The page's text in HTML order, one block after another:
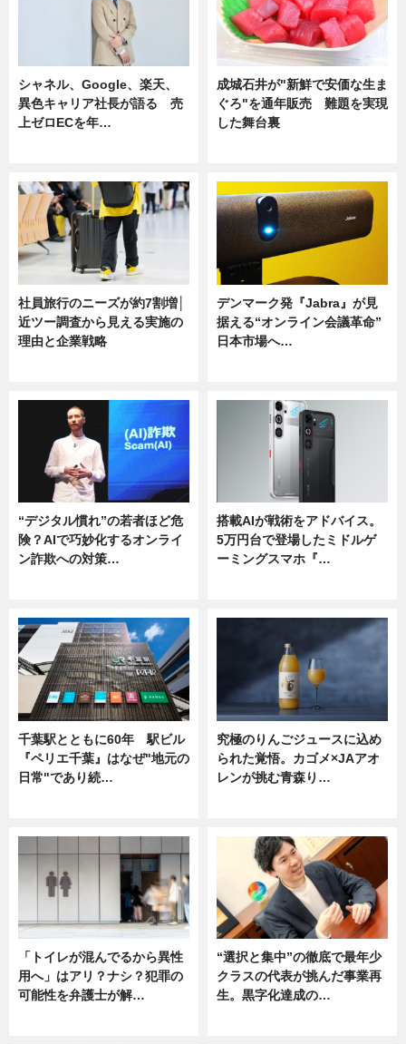
シャネル、Google、楽天、
異色キャリア社長が語る 売
上ゼロECを年…
成城石井が"新鮮で安価な生ま
ぐろ"を通年販売 難題を実現
した舞台裏
社員旅行のニーズが約7割増│
近ツー調査から見える実施の
理由と企業戦略
デンマーク発『Jabra』が見
据える“オンライン会議革命”
日本市場へ…
“デジタル慣れ”の若者ほど危
険？AIで巧妙化するオンライ
ン詐欺への対策…
搭載AIが戦術をアドバイス。
5万円台で登場したミドルゲ
ーミングスマホ『…
千葉駅とともに60年 駅ビル
『ペリエ千葉』はなぜ"地元の
日常"であり続…
究極のりんごジュースに込め
られた覚悟。カゴメ×JAアオ
レンが挑む青森り…
「トイレが混んでるから異性
用へ」はアリ？ナシ？犯罪の
可能性を弁護士が解…
“選択と集中”の徹底で最年少
クラスの代表が挑んだ事業再
生。黒字化達成の…